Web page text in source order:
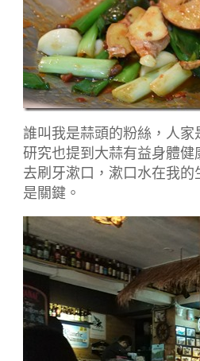
誰叫我是蒜頭的粉絲，人
研究也提到大蒜有益身體
去刷牙漱口，漱口水在我
是關鍵。